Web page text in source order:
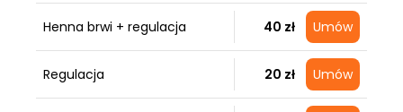
Henna brwi + regulacja 40 zł Umów
Regulacja 20 zł Umów